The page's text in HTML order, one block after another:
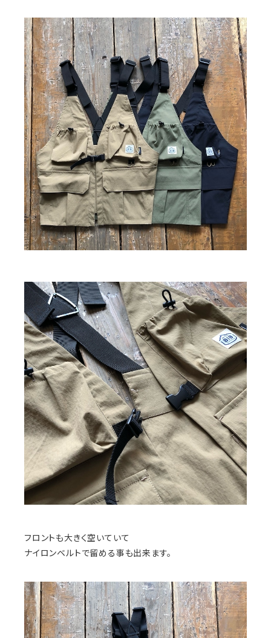
フロントも大きく空いていて
ナイロンベルトで留める事も出来ます。